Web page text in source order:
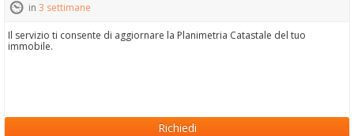
in 3 settimane
Il servizio ti consente di aggiornare la Planimetria Catastale del tuo
immobile.
Richiedi